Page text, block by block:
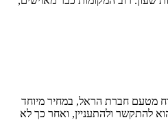
מטעם חברת הראל, במחיר מיוחד
להתקשר ולהתעניין, ואחר כך לא